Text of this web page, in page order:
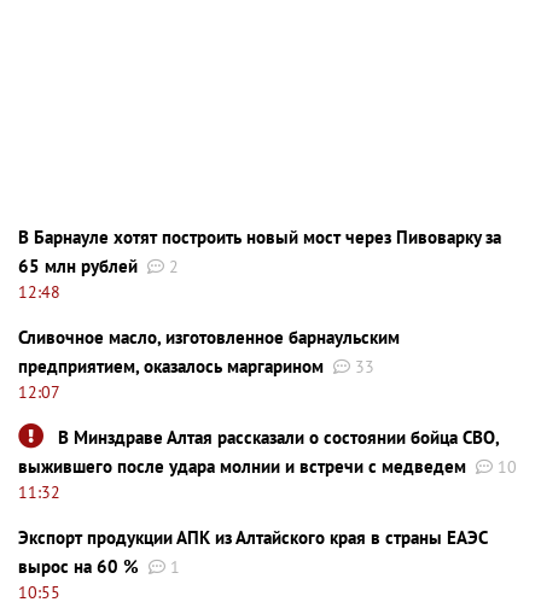
В Барнауле хотят построить новый мост через Пивоварку за
65 млн рублей
2
12:48
Сливочное масло, изготовленное барнаульским
предприятием, оказалось маргарином
33
12:07
В Минздраве Алтая рассказали о состоянии бойца СВО,
выжившего после удара молнии и встречи с медведем
10
11:32
Экспорт продукции АПК из Алтайского края в страны ЕАЭС
вырос на 60 %
1
10:55